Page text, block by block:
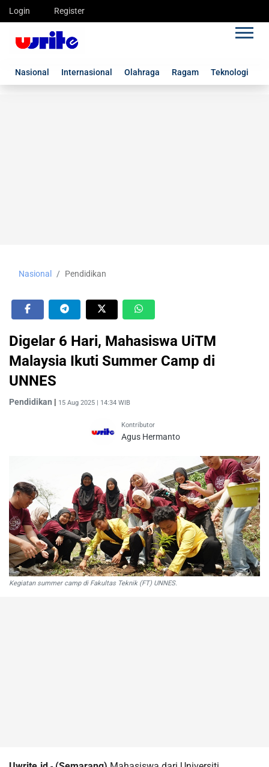
Login Register
Nasional Internasional Olahraga Ragam Teknologi
Nasional Pendidikan
Digelar 6 Hari, Mahasiswa UiTM
Malaysia Ikuti Summer Camp di
UNNES
Pendidikan | 15 Aug 2025 | 14:34 WIB
Kontributor
Agus Hermanto
Kegiatan summer camp di Fakultas Teknik (FT) UNNES.